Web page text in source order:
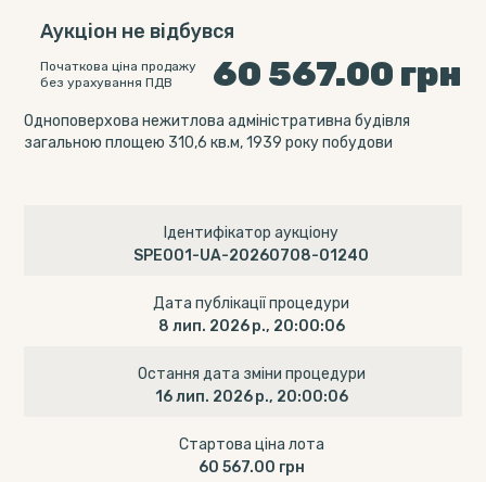
Аукціон не відбувся
Початкова ціна продажу
без урахування ПДВ
60 567.00 грн
Одноповерхова нежитлова адміністративна будівля
загальною площею 310,6 кв.м, 1939 року побудови
Ідентифікатор аукціону
SPE001-UA-20260708-01240
Дата публікації процедури
8 лип. 2026 р., 20:00:06
Остання дата зміни процедури
16 лип. 2026 р., 20:00:06
Стартова ціна лота
60 567.00 грн